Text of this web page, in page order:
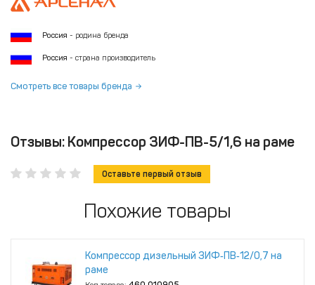
Россия - родина бренда
Россия - страна производитель
Смотреть все товары бренда
Отзывы: Компрессор ЗИФ-ПВ-5/1,6 на раме
Оставьте первый отзыв
Похожие товары
Компрессор дизельный ЗИФ‑ПВ‑12/0,7 на
раме